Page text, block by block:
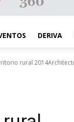
DERIVA
rural